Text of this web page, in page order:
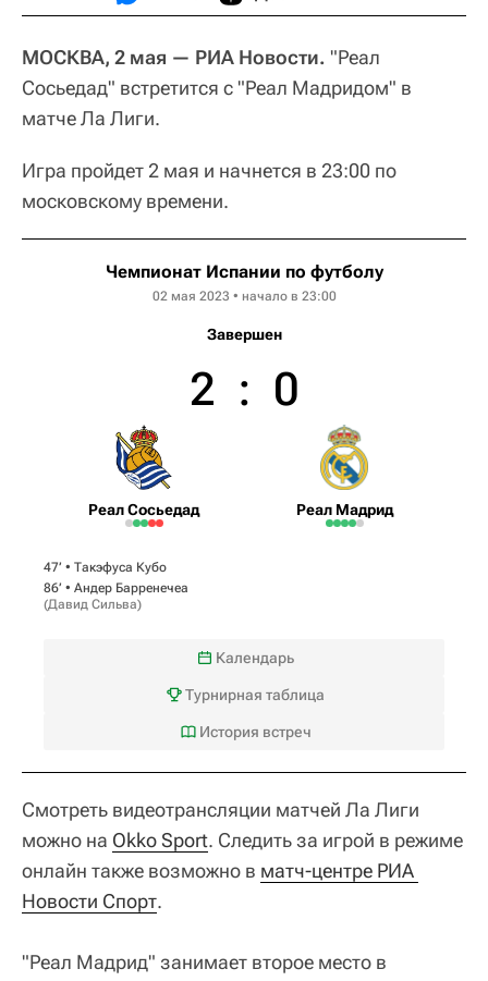
МОСКВА, 2 мая — РИА Новости. "Реал
Сосьедад" встретится с "Реал Мадридом" в
матче Ла Лиги.
Игра пройдет 2 мая и начнется в 23:00 по
московскому времени.
Чемпионат Испании по футболу
02 мая 2023 • начало в 23:00
Завершен
Реал Сосьедад
2 : 0
Реал Мадрид
47‎’‎ • Такэфуса Кубо
86‎’‎ • Андер Барренечеа
(Давид Сильва)
Календарь
Турнирная таблица
История встреч
Смотреть видеотрансляции матчей Ла Лиги
можно на Okko Sport. Следить за игрой в режиме
онлайн также возможно в матч-центре РИА
Новости Спорт.
"Реал Мадрид" занимает второе место в